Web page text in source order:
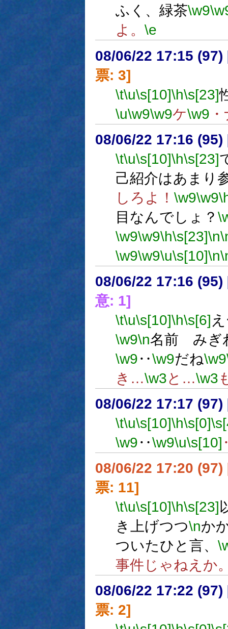
ふく、緑茶\w9
よ。 \e
08/06/22 17:15 (97)
票: 3]
\t\u\s[10]\h\s[23]
\u\w9\w9ケ\w9
08/06/22 17:16 (95)
\t\u\s[10]\h\s[23]
己紹介はあまり
しろよ！ \w9\w9
目なんでしょ？
\w9\w9\h\s[23]\n
\w9\w9\u\s[10]\n
08/06/22 17:16 (95)
意: 1]
\t\u\s[10]\h\s[6]
\w9\n名前 みぎ
\w9‥\w9だね\w9
き…\w3と…\w3
08/06/22 17:17 (97)
\t\u\s[10]\h\s[0]
\w9‥\w9\u\s[10]
08/06/22 17:20 (97)
票: 11]
\t\u\s[10]\h\s[23]
き上げつつ\nか
ついたひと言、
事件じゃねえか
08/06/22 17:22 (97)
票: 2]